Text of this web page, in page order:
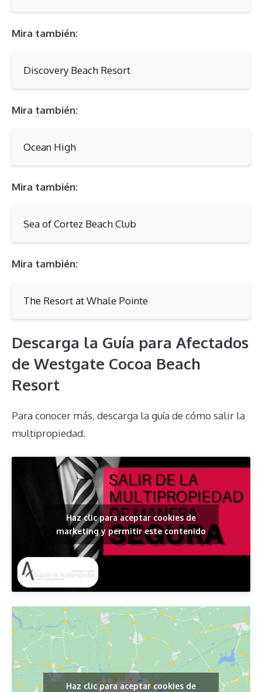
Mira también:
Discovery Beach Resort
Mira también:
Ocean High
Mira también:
Sea of Cortez Beach Club
Mira también:
The Resort at Whale Pointe
Descarga la Guía para Afectados
de Westgate Cocoa Beach
Resort
Para conocer más, descarga la guía de cómo salir la
multipropiedad.
Haz clic para aceptar cookies de
marketing y permitir este contenido
Haz clic para aceptar cookies de